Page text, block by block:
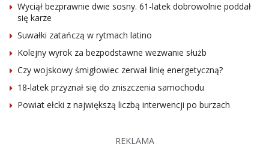
Wyciął bezprawnie dwie sosny. 61-latek dobrowolnie poddał
się karze
Suwałki zatańczą w rytmach latino
Kolejny wyrok za bezpodstawne wezwanie służb
Czy wojskowy śmigłowiec zerwał linię energetyczną?
18-latek przyznał się do zniszczenia samochodu
Powiat ełcki z największą liczbą interwencji po burzach
REKLAMA